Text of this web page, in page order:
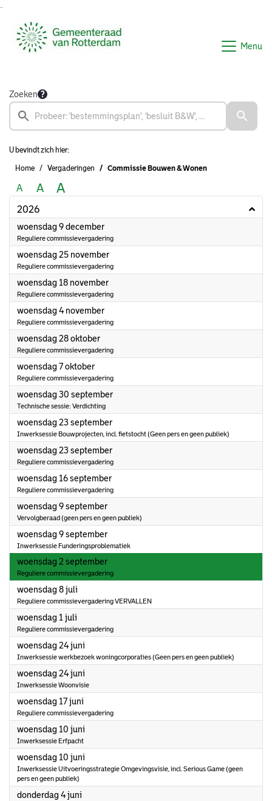
Menu
Zoeken
U bevindt zich hier:
Home Vergaderingen Commissie Bouwen & Wonen
A A A
2026
woensdag 9 december2026
Reguliere commissievergadering
woensdag 25 november2026
Reguliere commissievergadering
woensdag 18 november2026
Reguliere commissievergadering
woensdag 4 november2026
Reguliere commissievergadering
woensdag 28 oktober2026
Reguliere commissievergadering
woensdag 7 oktober2026
Reguliere commissievergadering
woensdag 30 september2026
Technische sessie: Verdichting
woensdag 23 september2026
Inwerksessie Bouwprojecten, incl. fietstocht (Geen pers en geen publiek)
woensdag 23 september2026
Reguliere commissievergadering
woensdag 16 september2026
Reguliere commissievergadering
woensdag 9 september2026
Vervolgberaad (geen pers en geen publiek)
woensdag 9 september2026
Inwerksessie Funderingsproblematiek
woensdag 2 september2026
Reguliere commissievergadering
woensdag 8 juli
Reguliere commissievergadering VERVALLEN
woensdag 1 juli
Reguliere commissievergadering
woensdag 24 juni
Inwerksessie werkbezoek woningcorporaties (Geen pers en geen publiek)
woensdag 24 juni
Inwerksessie Woonvisie
woensdag 17 juni
Reguliere commissievergadering
woensdag 10 juni
Inwerksessie Erfpacht
woensdag 10 juni
Inwerksessie Uitvoeringsstrategie Omgevingsvisie, incl. Serious Game (geen
pers en geen publiek)
donderdag 4 juni